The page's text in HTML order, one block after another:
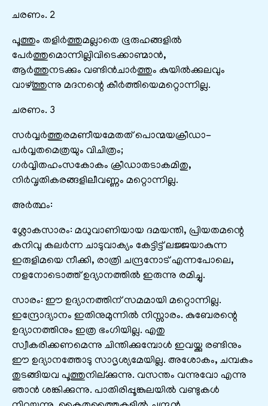
ചരണം. 2
പൂത്തും തളിർത്തുമല്ലാതെ ഭൂരുഹങ്ങളിൽ
പേർത്തുമൊന്നില്ലിവിടെക്കാണ്മാൻ,
ആർത്തുനടക്കും വണ്ടിൻചാർത്തും കുയിൽക്കുലവും
വാഴ്ത്തുന്നു മദനന്റെ കീർത്തിയെമറ്റൊന്നില്ല.
ചരണം. 3
സർവ്വർത്തുരമണീയമേതത്‌ പൊന്മയക്രീഡാ-
പർവ്വതമെത്രയും വിചിത്രം;
ഗർവ്വിതഹംസകോകം ക്രീഡാതടാകമിതു,
നിർവൃതികരങ്ങളിലീവണ്ണം മറ്റൊന്നില്ല.
അർത്ഥം:
ശ്ലോകസാരം: മധുവാണിയായ ദമയന്തി, പ്രിയതമന്റെ
കനിവു കലർന്ന ചാടുവാക്യം കേട്ടിട്ട്‌ ലജ്ജയാകുന്ന
ഇരുളിമയെ നീക്കി, രാത്രി ചന്ദ്രനോട്‌ എന്നപോലെ,
നളനോടൊത്ത്‌ ഉദ്യാനത്തിൽ ഇരുന്നു രമിച്ചു.
സാരം: ഈ ഉദ്യാനത്തിന്‌ സമമായി മറ്റൊന്നില്ല.
ഇന്ദ്രോദ്യാനം ഇതിനുമുന്നിൽ നിസ്സാരം. കുബേരന്റെ
ഉദ്യാനത്തിനും ഇത്ര ഭംഗിയില്ല. എതു
സ്വീകരിക്കണമെന്നു ചിന്തിക്കുമ്പോൾ ഇവയ്ക്കു രണ്ടിനും
ഈ ഉദ്യാനത്തോടു സാദൃശ്യമേയില്ല. അശോകം, ചമ്പകം
തുടങ്ങിയവ പൂത്തുനില്ക്കുന്നു. വസന്തം വന്നുവോ എന്നു
ഞാൻ ശങ്കിക്കുന്നു. പാതിരിപ്പൂങ്കുലയിൽ വണ്ടുകൾ